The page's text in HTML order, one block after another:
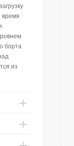
время
борта
из